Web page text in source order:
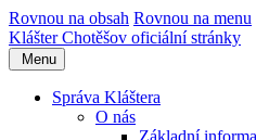
Rovnou na obsah Rovnou na menu
Klášter Chotěšov oficiální stránky
Menu
Správa Kláštera
O nás
Základní